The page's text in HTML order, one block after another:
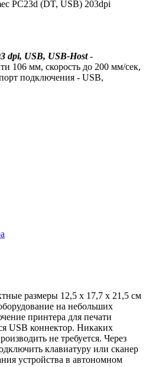
dpi, USB, USB-Host-
106 мм, скорость до 200 мм/сек,
подключения - USB,
размеры 12,5 x 17,7 x 21,5 см
на небольших
принтера для печати
USB коннектор. Никаких
не требуется. Через
клавиатуру или сканер
устройства в автономном